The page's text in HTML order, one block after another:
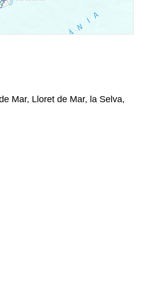
Mar, Lloret de Mar, la Selva,